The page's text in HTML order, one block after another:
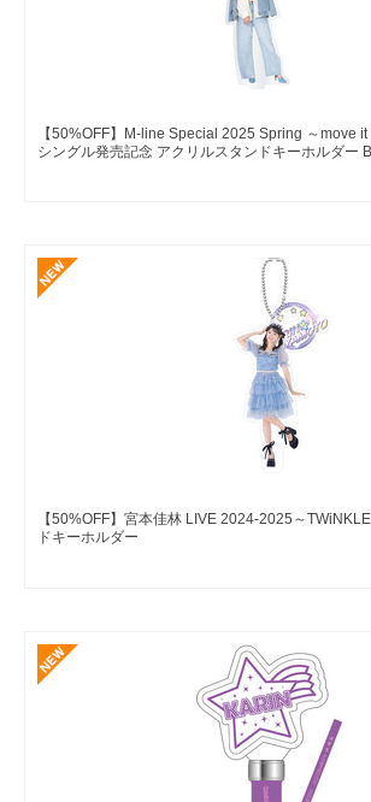
【50%OFF】M-line Special 2025 Spring ～move
シングル発売記念 アクリルスタンドキーホルダー B
【50%OFF】宮本佳林 LIVE 2024-2025～
ドキーホルダー